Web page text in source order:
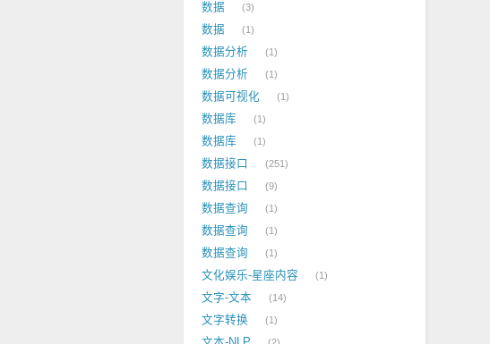
数据 3
数据 1
数据分析 1
数据分析 1
数据可视化 1
数据库 1
数据库 1
数据接口 251
数据接口 9
数据查询 1
数据查询 1
数据查询 1
文化娱乐-星座内容 1
文字-文本 14
文字转换 1